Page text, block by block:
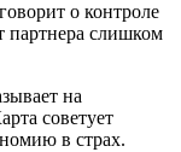
о контроле
партнера слишком
на
советует
в страх.